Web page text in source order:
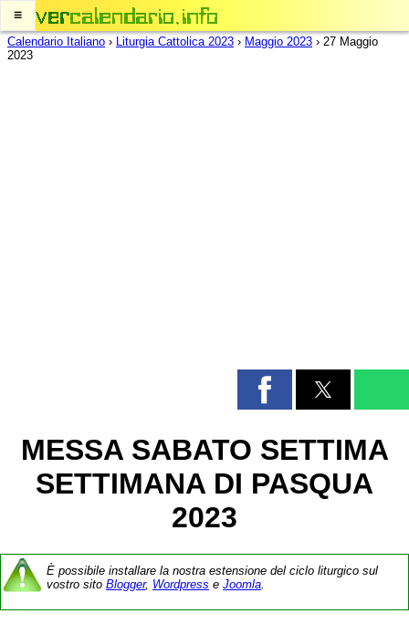
≡
Calendario Italiano › Liturgia Cattolica 2023 › Maggio 2023 › 27 Maggio
2023
MESSA SABATO SETTIMA
SETTIMANA DI PASQUA
2023
È possibile installare la nostra estensione del ciclo liturgico sul
vostro sito Blogger, Wordpress e Joomla.